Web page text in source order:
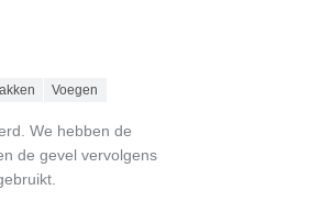
Voegen
We hebben de
de gevel vervolgens